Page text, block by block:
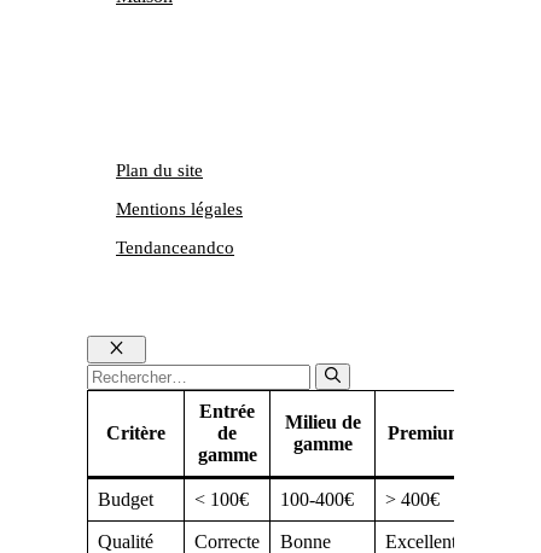
Tendanceandco
Plan du site
Mentions légales
Fermer
Rechercher :
Critère
Entrée
de
gamme
Milieu de
gamme
Premium
Budget < 100€ 100-400€ > 400€
Qualité Correcte Bonne Excellente